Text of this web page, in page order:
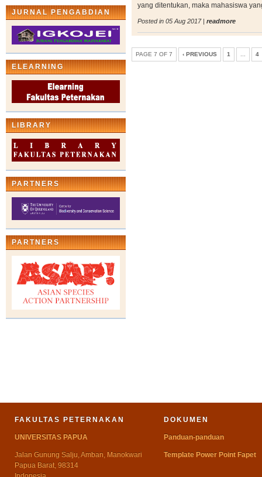
JURNAL PENGABDIAN
ELEARNING
LIBRARY
PARTNERS
PARTNERS
yang ditentukan, maka mahasiswa
Posted in 05 Aug 2017 | readmore
PAGE 7 OF 7 ‹ PREVIOUS 1 4
FAKULTAS PETERNAKAN
UNIVERSITAS PAPUA
Jalan Gunung Salju, Amban, Manokwari
Papua Barat, 98314
DOKUMEN
Panduan-panduan
Template Power Point Fapet